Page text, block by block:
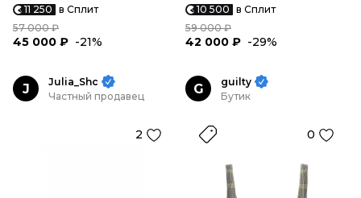
11 250 в Сплит
57 000 ₽
45 000 ₽ -21%
10 500 в Сплит
59 000 ₽
42 000 ₽ -29%
J
Julia_Shc
Частный продавец
2
G
guilty
Бутик
0